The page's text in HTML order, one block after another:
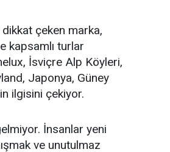
çeken marka,
kapsamlı turlar
İsviçre Alp Köyleri,
Japonya, Güney
ilgisini çekiyor.
İnsanlar yeni
ve unutulmaz